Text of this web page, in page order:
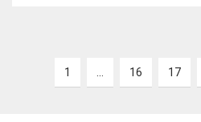
для сна. Читайте далее,
отдых еще более комфортным
1 16 17